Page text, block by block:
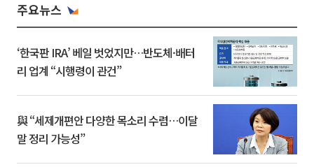
주요뉴스
‘한국판 IRA’ 베일 벗었지만…반도체·배터
리 업계 “시행령이 관건”
與 “세제개편안 다양한 목소리 수렴…이달
말 정리 가능성”